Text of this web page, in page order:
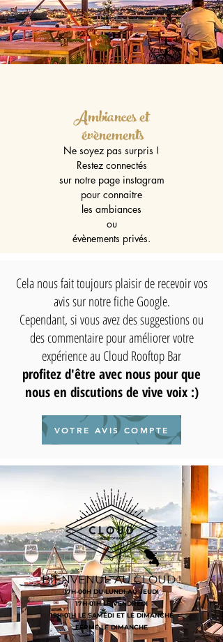
ÉVÉNEMENTS
D'ENTREPRISE
Ambiances et
évènements
Ne soyez pas surpris !
Restez connectés
sur notre page instagram
pour connaitre
les ambiances
ou
évènements privés.
Cela nous fait toujours plaisir de recevoir vos
avis sur notre fiche Google.
Cependant, si vous avez des suggestions ou
des commentaire pour améliorer votre
expérience au Cloud Rooftop Bar
profitez d'être avec nous pour que
nous en discutions de vive voix :)
VOTRE AVIS COMPTE
BIENVENUE AU CLOUD !
17H-00H DU LUNDI AU JEUDI
17H-01H LE VENDREDI
19H-01H LE SAMEDI ET LE DIMANCHE
FERMÉ LE DIMANCHE